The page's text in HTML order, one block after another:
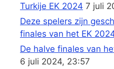
Turkije EK 2024 7 juli
Deze spelers zijn
finales van het EK
De halve finales van
6 juli 2024, 23:57